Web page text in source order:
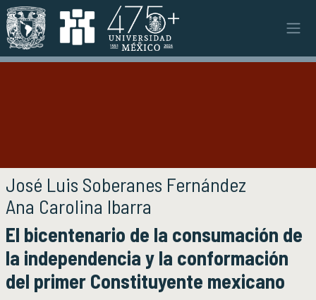
Pasar al contenido principal
Documentos institucionales
Órganos colegiados
Normatividad y gestiones
Investigación
INVESTIGACIÓN
Áreas de investigación e investigadores
Proyectos de investigación
Autoría de la publicación
José Luis Soberanes Fernández
Ana Carolina Ibarra
Título de la publicación
El bicentenario de la consumación de
la independencia y la conformación
del primer Constituyente mexicano